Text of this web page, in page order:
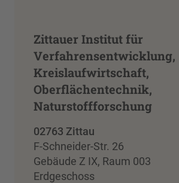
Zittauer Institut für
Verfahrensentwicklung,
Kreislaufwirtschaft,
Oberflächentechnik,
Naturstoffforschung
02763 Zittau
F-Schneider-Str. 26
Gebäude Z IX, Raum 003
Erdgeschoss